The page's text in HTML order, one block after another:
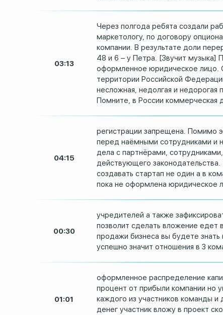
03:13
Через полгода ребята создали
маркетологу, по договору
компании. В результате доли
48 и 6 – у Петра. [Звучит музыка]
оформленное юридическое лицо.
территории Российской
несложная, недолгая и недорогая
Помните, в России коммерческая
04:15
регистрации запрещена. Помимо
перед наёмными сотрудниками и
дела с партнёрами,
действующего законодательства.
создавать стартап не один а в
пока не оформлена юридическое
00:30
учредителей а также
позволит сделать вложение едет
продажи бизнеса вы будете
успешно значит отношения в 3
01:01
оформленное распределение
процент от прибыли компании но
каждого из участников команды и
денег участник вложу в проект